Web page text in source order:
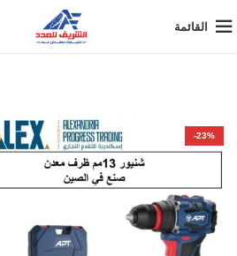
القائمة
-23%